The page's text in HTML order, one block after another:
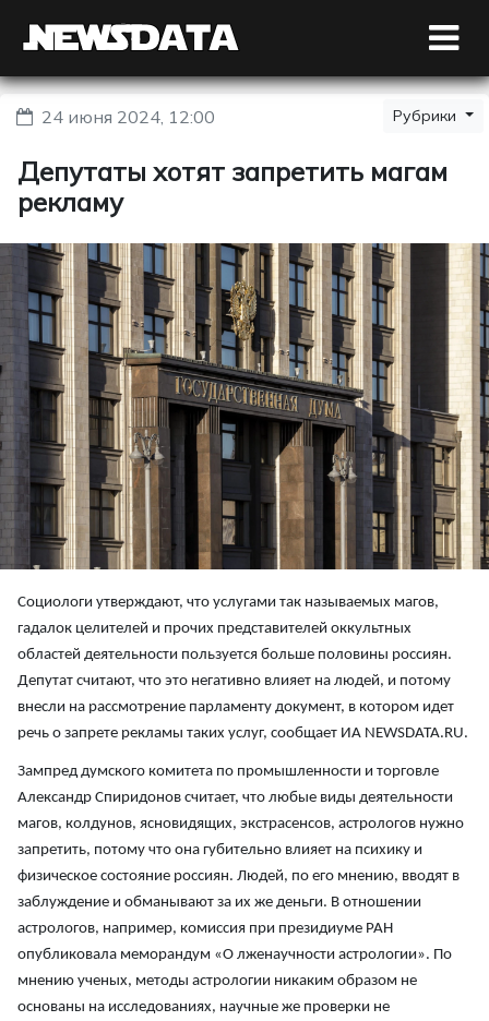
24 июня 2024, 12:00 Рубрики
Депутаты хотят запретить магам
рекламу
Социологи утверждают, что услугами так называемых магов,
гадалок целителей и прочих представителей оккультных
областей деятельности пользуется больше половины россиян.
Депутат считают, что это негативно влияет на людей, и потому
внесли на рассмотрение парламенту документ, в котором идет
речь о запрете рекламы таких услуг, сообщает ИА NEWSDATA.RU.
Зампред думского комитета по промышленности и торговле
Александр Спиридонов считает, что любые виды деятельности
магов, колдунов, ясновидящих, экстрасенсов, астрологов нужно
запретить, потому что она губительно влияет на психику и
физическое состояние россиян. Людей, по его мнению, вводят в
заблуждение и обманывают за их же деньги. В отношении
астрологов, например, комиссия при президиуме РАН
опубликовала меморандум «О лженаучности астрологии». По
мнению ученых, методы астрологии никаким образом не
основаны на исследованиях, научные же проверки не